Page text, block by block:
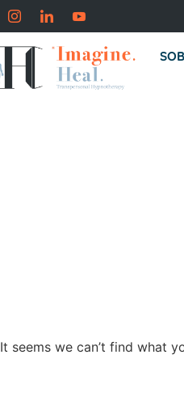
It seems we can’t find what